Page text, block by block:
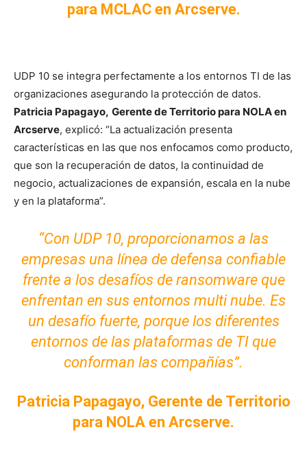
para MCLAC en Arcserve.
UDP 10 se integra perfectamente a los entornos TI de las
organizaciones asegurando la protección de datos.
Patricia Papagayo, Gerente de Territorio para NOLA en
Arcserve, explicó: “La actualización presenta
características en las que nos enfocamos como producto,
que son la recuperación de datos, la continuidad de
negocio, actualizaciones de expansión, escala en la nube
y en la plataforma”.
“Con UDP 10, proporcionamos a las
empresas una línea de defensa confiable
frente a los desafíos de ransomware que
enfrentan en sus entornos multi nube. Es
un desafío fuerte, porque los diferentes
entornos de las plataformas de TI que
conforman las compañías”.
Patricia Papagayo, Gerente de Territorio
para NOLA en Arcserve.